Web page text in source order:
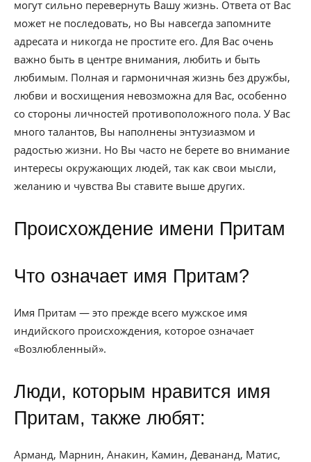
могут сильно перевернуть Вашу жизнь. Ответа от Вас
может не последовать, но Вы навсегда запомните
адресата и никогда не простите его. Для Вас очень
важно быть в центре внимания, любить и быть
любимым. Полная и гармоничная жизнь без дружбы,
любви и восхищения невозможна для Вас, особенно
со стороны личностей противоположного пола. У Вас
много талантов, Вы наполнены энтузиазмом и
радостью жизни. Но Вы часто не берете во внимание
интересы окружающих людей, так как свои мысли,
желанию и чувства Вы ставите выше других.
Происхождение имени Притам
Что означает имя Притам?
Имя Притам — это прежде всего мужское имя
индийского происхождения, которое означает
«Возлюбленный».
Люди, которым нравится имя
Притам, также любят:
Арманд, Марнин, Анакин, Камин, Девананд, Матис,